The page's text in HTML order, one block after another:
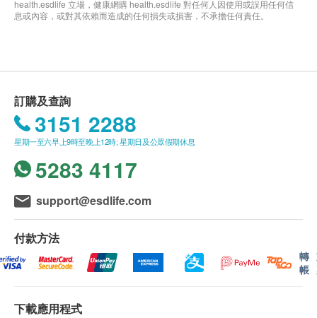
health.esdlife 立場，健康網購 health.esdlife 對任何人因使用或誤用任何信
息或內容，或對其依賴而造成的任何損失或損害，不承擔任何責任。
訂購及查詢
3151 2288
星期一至六早上9時至晚上12時; 星期日及公眾假期休息
5283 4117
support@esdlife.com
付款方法
轉
帳
下載應用程式